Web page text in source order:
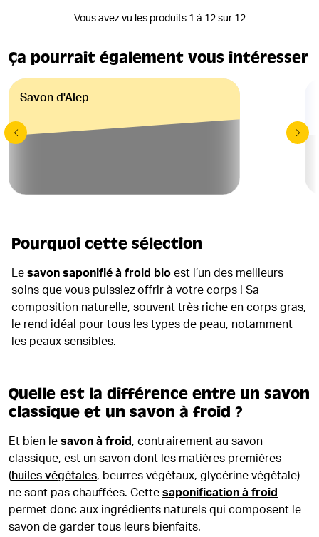
Vous avez vu les produits 1 à 12 sur 12
Ça pourrait également vous intéresser
Savon d'Alep
Pourquoi cette sélection
Le savon saponifié à froid bio est l’un des meilleurs
soins que vous puissiez offrir à votre corps ! Sa
composition naturelle, souvent très riche en corps gras,
le rend idéal pour tous les types de peau, notamment
les peaux sensibles.
Quelle est la différence entre un savon
classique et un savon à froid ?
Et bien le savon à froid , contrairement au savon
classique, est un savon dont les matières premières
(huiles végétales, beurres végétaux, glycérine végétale)
ne sont pas chauffées. Cette saponification à froid
permet donc aux ingrédients naturels qui composent le
savon de garder tous leurs bienfaits.